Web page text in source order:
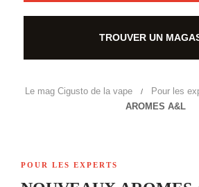
TROUVER UN
Le mag Cigusto de la vape Pour les
AROMES A&L
POUR LES EXPERTS